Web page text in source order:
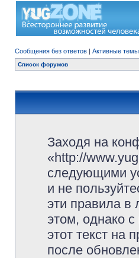
Сообщения без ответов | Активные темы
Список форумов
Заходя на
«http://
следующими
и не
эти правила в
этом, однако
этот текст на
после